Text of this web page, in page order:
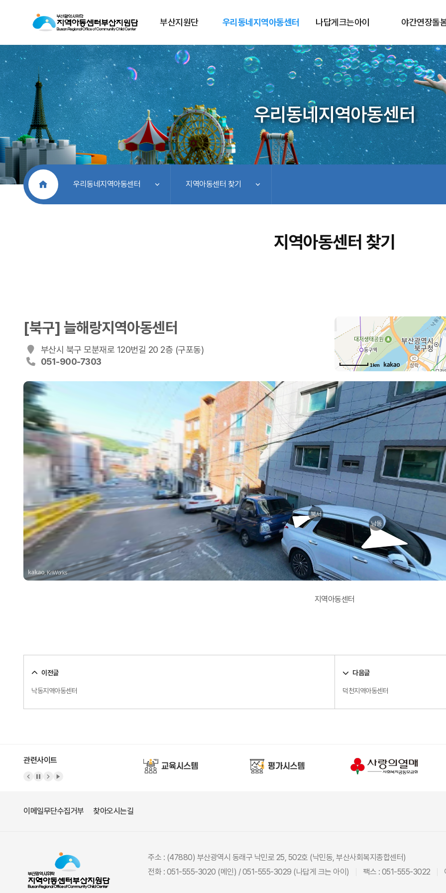
부산지원단 우리동네지역아동센터 나답게크는아이 야간연장돌
우리동네지역아동센터
처음으로우리동네지역아동센터 지역아동센터 찾기
지역아동센터 찾기
[북구] 늘해랑지역아동센터
부산시 북구 모분재로 120번길 20 2층 (구포동)
051-900-7303
1km
시
시
북서
남동
, KnWorks
지역아동센터
이전글
낙동지역아동센터
다음글
덕천지역아동센터
관련사이트
이메일무단수집거부 찾아오시는길
주소 : (47880) 부산광역시 동래구 낙민로 25, 502호 (낙민동, 부산사회복지종합센터)
전화 : 051-555-3020 (메인) / 051-555-3029 (나답게 크는 아이)
팩스 : 051-555-3022